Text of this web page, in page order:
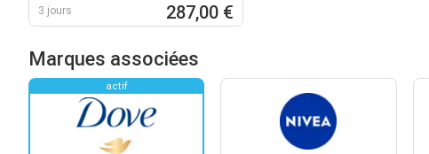
3 jours 287,00 €
Marques associées
actif